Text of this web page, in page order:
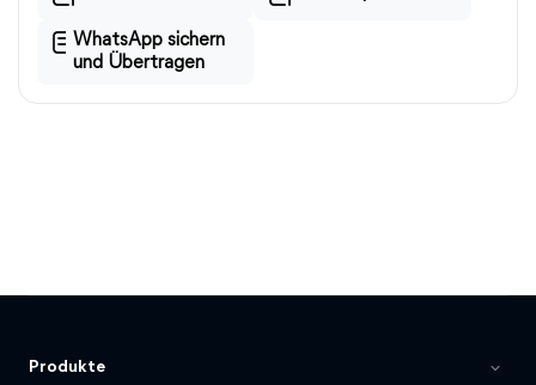
WhatsApp sichern
und Übertragen
Produkte